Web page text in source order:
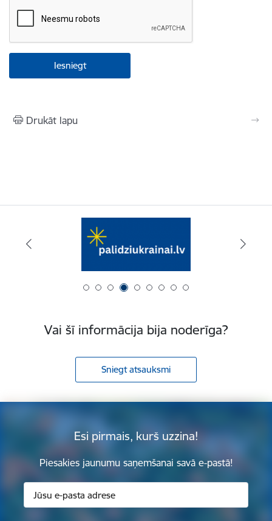
Drukāt lapu
Vai šī informācija bija noderīga?
Sniegt atsauksmi
Esi pirmais, kurš uzzina!
Piesakies jaunumu saņemšanai savā e-pastā!